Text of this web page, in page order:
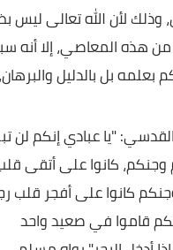
فلا تظالموا..) رواه
العلم والبيان الحرية في
يعاقب إلا على فعل كان
لأن الله تعالى ليس
المعاصي، إلا أنه
بل بالدليل والبرهان،